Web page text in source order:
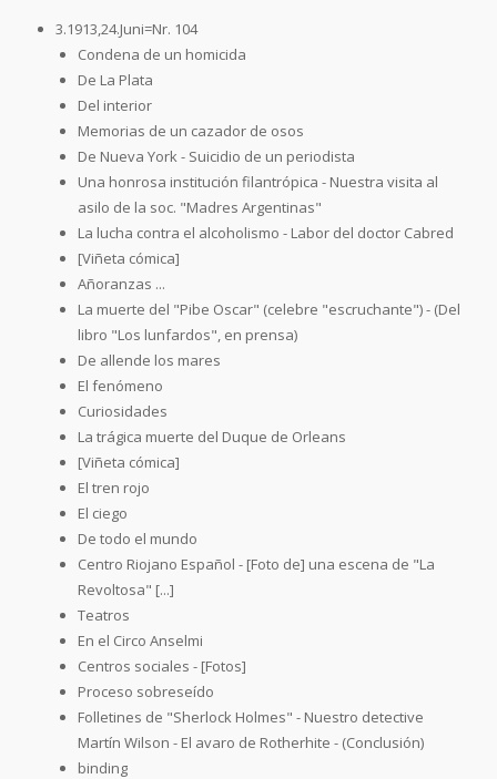
3.1913,24.Juni=Nr. 104
Condena de un homicida
De La Plata
Del interior
Memorias de un cazador de osos
De Nueva York - Suicidio de un periodista
Una honrosa institución filantrópica - Nuestra visita al
asilo de la soc. "Madres Argentinas"
La lucha contra el alcoholismo - Labor del doctor Cabred
[Viñeta cómica]
Añoranzas ...
La muerte del "Pibe Oscar" (celebre "escruchante") - (Del
libro "Los lunfardos", en prensa)
De allende los mares
El fenómeno
Curiosidades
La trágica muerte del Duque de Orleans
[Viñeta cómica]
El tren rojo
El ciego
De todo el mundo
Centro Riojano Español - [Foto de] una escena de "La
Revoltosa" [...]
Teatros
En el Circo Anselmi
Centros sociales - [Fotos]
Proceso sobreseído
Folletines de "Sherlock Holmes" - Nuestro detective
Martín Wilson - El avaro de Rotherhite - (Conclusión)
binding